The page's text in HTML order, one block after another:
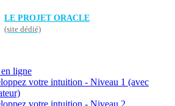
LE PROJET ORACLE
(site dédié)
ligne
votre intuition - Niveau 1 (avec
votre intuition - Niveau 2